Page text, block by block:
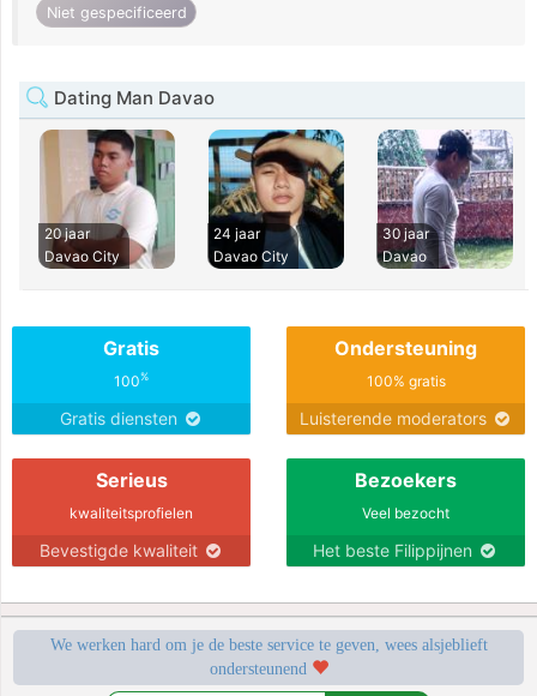
Niet gespecificeerd
Dating Man Davao
20 jaar
Davao City
24 jaar
Davao City
30 jaar
Davao
Gratis
100%
Gratis diensten
Ondersteuning
100% gratis
Luisterende moderators
Serieus
kwaliteitsprofielen
Bevestigde kwaliteit
Bezoekers
Veel bezocht
Het beste Filippijnen
We werken hard om je de beste service te geven, wees alsjeblieft
ondersteunend